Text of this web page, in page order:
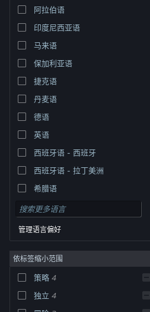
查看桌面版网站
© Valve Corporation。保留所有权利。所有商标均为其
律信息| 无障碍 |
阿拉伯语
印度尼西亚语
马来语
保加利亚语
捷克语
丹麦语
德语
英语
西班牙语 - 西班牙
西班牙语 - 拉丁美洲
希腊语
管理语言偏好
依标签缩小范围
策略 4
独立 4
4 个匹配的搜索结果。 根据您的偏好，已排
汉武大帝传-国士无双